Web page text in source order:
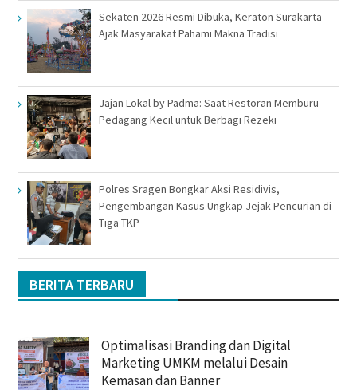
Sekaten 2026 Resmi Dibuka, Keraton Surakarta
Ajak Masyarakat Pahami Makna Tradisi
Jajan Lokal by Padma: Saat Restoran Memburu
Pedagang Kecil untuk Berbagi Rezeki
Polres Sragen Bongkar Aksi Residivis,
Pengembangan Kasus Ungkap Jejak Pencurian di
Tiga TKP
BERITA TERBARU
Optimalisasi Branding dan Digital
Marketing UMKM melalui Desain
Kemasan dan Banner